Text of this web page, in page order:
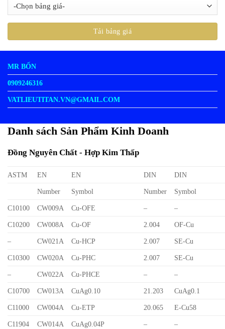
MR BỐN
0909246316
VATLIEUTITAN.VN@GMAIL.COM
Danh sách Sản Phẩm Kinh Doanh
Đồng Nguyên Chất - Hợp Kim Thấp
ASTM EN EN DIN DIN
Number Symbol Number Symbol
C10100 CW009A Cu-OFE – –
C10200 CW008A Cu-OF 2.004 OF-Cu
– CW021A Cu-HCP 2.007 SE-Cu
C10300 CW020A Cu-PHC 2.007 SE-Cu
– CW022A Cu-PHCE – –
C10700 CW013A CuAg0.10 21.203 CuAg0.1
C11000 CW004A Cu-ETP 20.065 E-Cu58
C11904 CW014A CuAg0.04P – –